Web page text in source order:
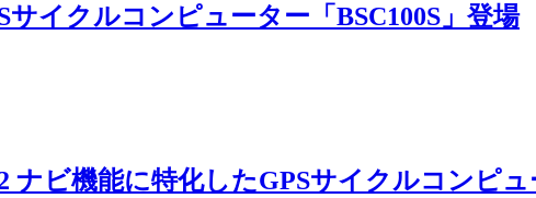
イクルコンピューター「BSC100S」登場
ナビ機能に特化したGPSサイクルコンピュ